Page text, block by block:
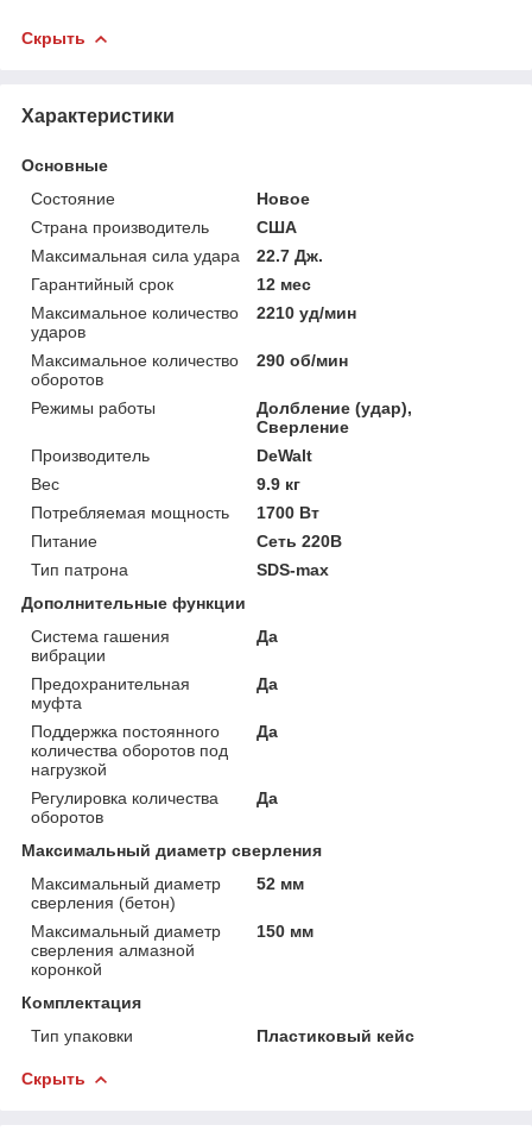
Скрыть
Характеристики
Основные
Состояние
Новое
Страна производитель
США
Максимальная сила удара
22.7 Дж.
Гарантийный срок
12 мес
Максимальное количество
ударов
2210 уд/мин
Максимальное количество
оборотов
290 об/мин
Режимы работы
Долбление (удар),
Сверление
Производитель
DeWalt
Вес
9.9 кг
Потребляемая мощность
1700 Вт
Питание
Сеть 220В
Тип патрона
SDS-max
Дополнительные функции
Система гашения
вибрации
Да
Предохранительная
муфта
Да
Поддержка постоянного
количества оборотов под
нагрузкой
Да
Регулировка количества
оборотов
Да
Максимальный диаметр сверления
Максимальный диаметр
сверления (бетон)
52 мм
Максимальный диаметр
сверления алмазной
коронкой
150 мм
Комплектация
Тип упаковки
Пластиковый кейс
Скрыть